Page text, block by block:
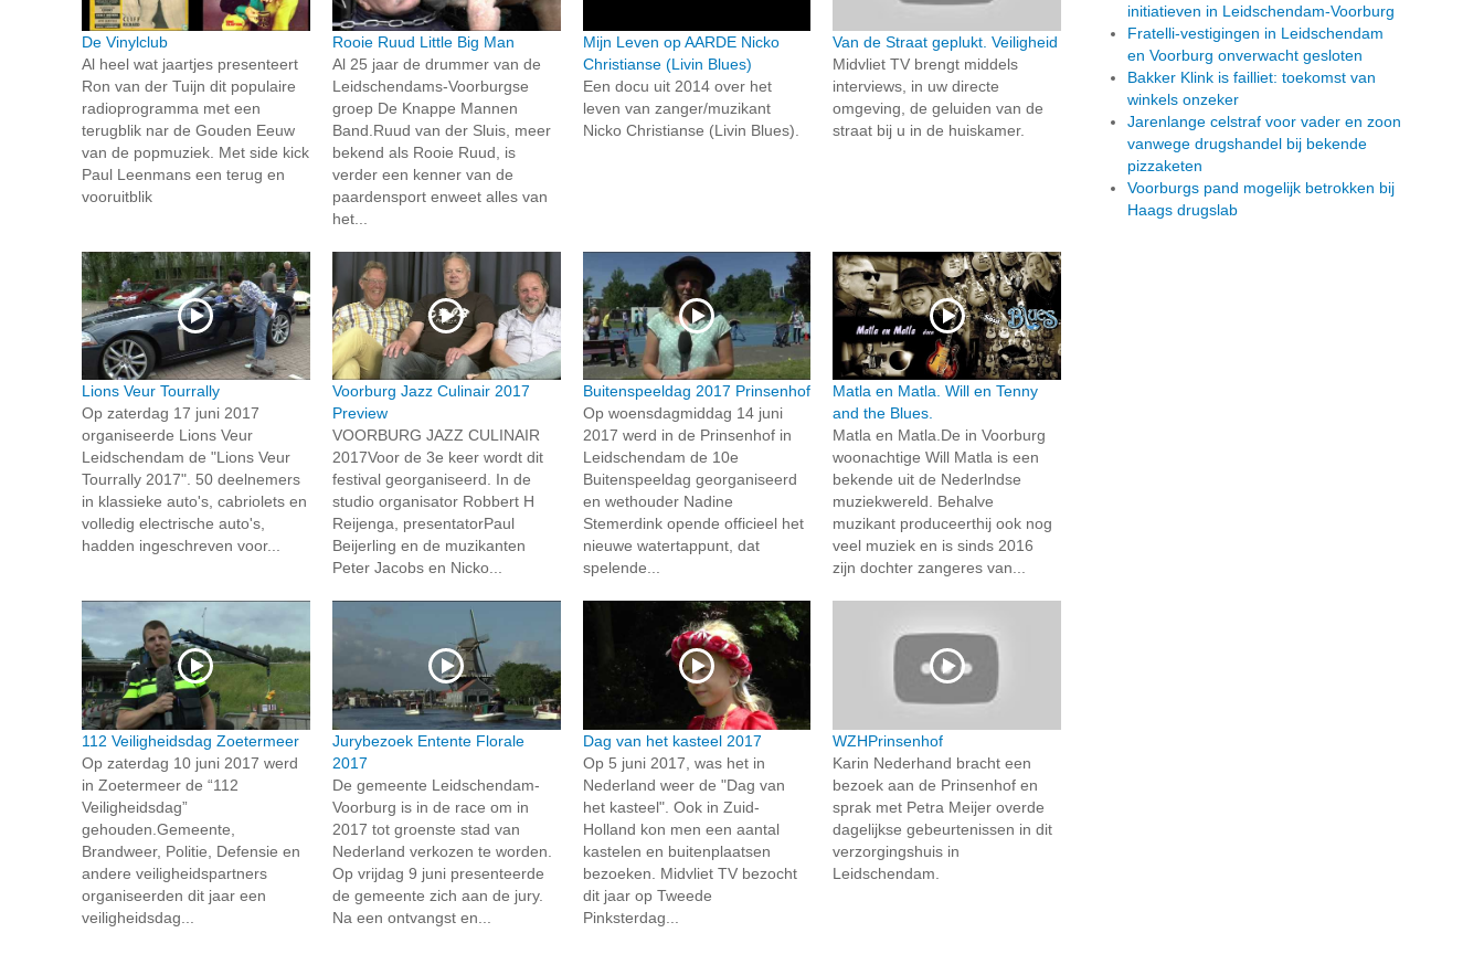
De Vinylclub
Al heel wat jaartjes presenteert
Ron van der Tuijn dit populaire
radioprogramma met een
terugblik nar de Gouden Eeuw
van de popmuziek. Met side kick
Paul Leenmans een terug en
vooruitblik
Rooie Ruud Little Big Man
Al 25 jaar de drummer van de
Leidschendams-Voorburgse
groep De Knappe Mannen
Band.Ruud van der Sluis, meer
bekend als Rooie Ruud, is
verder een kenner van de
paardensport enweet alles van
het...
Mijn Leven op AARDE Nicko
Christianse (Livin Blues)
Een docu uit 2014 over het
leven van zanger/muzikant
Nicko Christianse (Livin Blues).
Van de Straat geplukt. Veiligheid
Midvliet TV brengt middels
interviews, in uw directe
omgeving, de geluiden van de
straat bij u in de huiskamer.
Lions Veur Tourrally
Op zaterdag 17 juni 2017
organiseerde Lions Veur
Leidschendam de "Lions Veur
Tourrally 2017". 50 deelnemers
in klassieke auto's, cabriolets en
volledig electrische auto's,
hadden ingeschreven voor...
Voorburg Jazz Culinair 2017
Preview
VOORBURG JAZZ CULINAIR
2017Voor de 3e keer wordt dit
festival georganiseerd. In de
studio organisator Robbert H
Reijenga, presentatorPaul
Beijerling en de muzikanten
Peter Jacobs en Nicko...
Buitenspeeldag 2017 Prinsenhof
Op woensdagmiddag 14 juni
2017 werd in de Prinsenhof in
Leidschendam de 10e
Buitenspeeldag georganiseerd
en wethouder Nadine
Stemerdink opende officieel het
nieuwe watertappunt, dat
spelende...
Matla en Matla. Will en Tenny
and the Blues.
Matla en Matla.De in Voorburg
woonachtige Will Matla is een
bekende uit de Nederlndse
muziekwereld. Behalve
muzikant produceerthij ook nog
veel muziek en is sinds 2016
zijn dochter zangeres van...
112 Veiligheidsdag Zoetermeer
Op zaterdag 10 juni 2017 werd
in Zoetermeer de “112
Veiligheidsdag”
gehouden.Gemeente,
Brandweer, Politie, Defensie en
andere veiligheidspartners
organiseerden dit jaar een
veiligheidsdag...
Jurybezoek Entente Florale
2017
De gemeente Leidschendam-
Voorburg is in de race om in
2017 tot groenste stad van
Nederland verkozen te worden.
Op vrijdag 9 juni presenteerde
de gemeente zich aan de jury.
Na een ontvangst en...
Dag van het kasteel 2017
Op 5 juni 2017, was het in
Nederland weer de "Dag van
het kasteel". Ook in Zuid-
Holland kon men een aantal
kastelen en buitenplaatsen
bezoeken. Midvliet TV bezocht
dit jaar op Tweede
Pinksterdag...
WZHPrinsenhof
Karin Nederhand bracht een
bezoek aan de Prinsenhof en
sprak met Petra Meijer overde
dagelijkse gebeurtenissen in dit
verzorgingshuis in
Leidschendam.
initiatieven in Leidschendam-Voorburg
Fratelli-vestigingen in Leidschendam
en Voorburg onverwacht gesloten
Bakker Klink is failliet: toekomst van
winkels onzeker
Jarenlange celstraf voor vader en zoon
vanwege drugshandel bij bekende
pizzaketen
Voorburgs pand mogelijk betrokken bij
Haags drugslab